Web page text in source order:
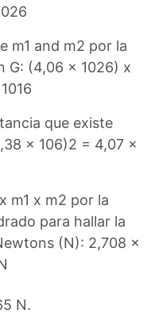
m1 and m2 por la
G: (4,06 x 1026) x
que existe
x 106)2 = 4,07 x
m1 x m2 por la
para hallar la
(N): 2,708 x
N.